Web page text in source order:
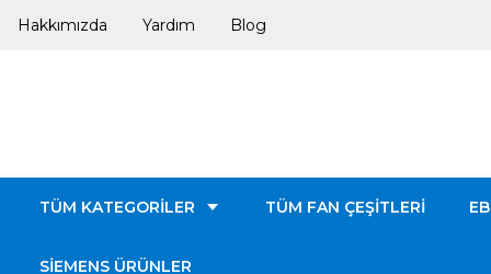
Hakkımızda Yardım Blog
TÜM KATEGORİLER TÜM FAN ÇEŞİTLERİ
SİEMENS ÜRÜNLER